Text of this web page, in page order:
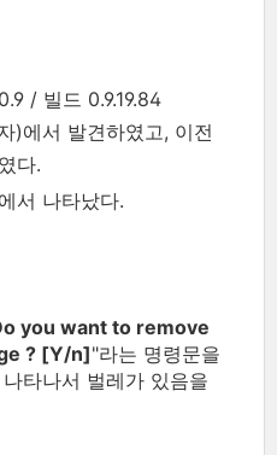
/ 빌드 0.9.19.84
)에서 발견하였고, 이전
다.
서 나타났다.
you want to remove
? [Y/n]"라는 명령문을
타나서 벌레가 있음을